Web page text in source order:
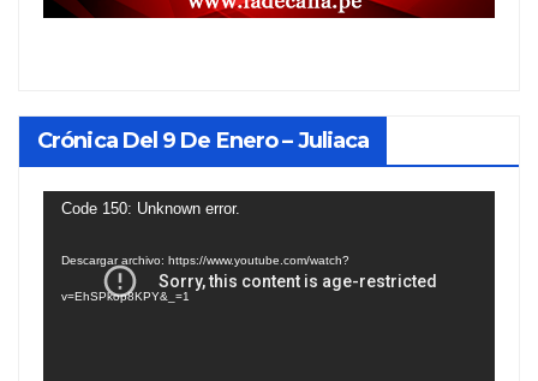
Crónica Del 9 De Enero – Juliaca
Reproductor
Code 150: Unknown error.
Descargar archivo: https://www.youtube.com/watch?
v=EhSPkop8KPY&_=1